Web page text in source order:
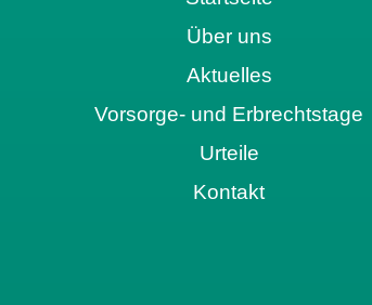
Über uns
Aktuelles
Vorsorge- und Erbrechtstage
Urteile
Kontakt